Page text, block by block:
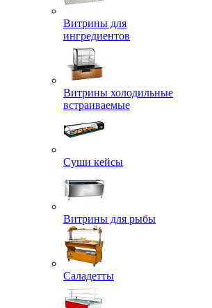
Витрины для
ингредиентов
Витрины холодильные
встраиваемые
Суши кейсы
Витрины для рыбы
Саладетты